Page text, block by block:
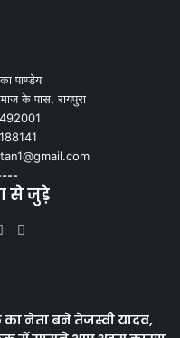
पाण्डेय
के पास, रायपुरा
492001
से जुड़े
Instagram
का नेता बने तेजस्वी यादव,